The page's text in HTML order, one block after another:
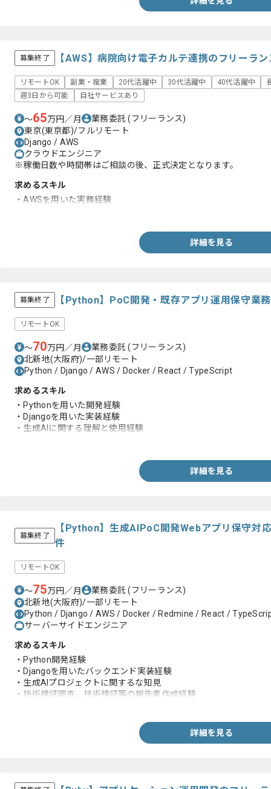
募集終了 【AWS】病院向け電子カルテ連携のフリーラ
リモートOK 副業・複業 20代活躍中 30代活躍中 40代活躍中
週3日から可能
自社サービスあり
〜65万円／月 業務委託(フリーランス)
東京(東京都)/フルリモート
Django / AWS
クラウドエンジニア
※稼働日数や時間帯はご相談の後、正式決定となります。
求めるスキル
・AWSを用いた実務経験
詳細を見る
募集終了 【Python】PoC開発・既存アプリ運用保守業
リモートOK
〜70万円／月 業務委託(フリーランス)
北新地(大阪府)/一部リモート
Python / Django / AWS / Docker / React / TypeScript
求めるスキル
・Pythonを用いた開発経験
・Djangoを用いた実装経験
・生成AIに関する理解と使用経験
詳細を見る
募集終了
【Python】生成AIPoC開発Webアプリ保守対
件
リモートOK
〜75万円／月 業務委託(フリーランス)
北新地(大阪府)/一部リモート
Python / Django / AWS / Docker / Redmine / React /
サーバーサイドエンジニア
求めるスキル
・Python開発経験
・Djangoを用いたバックエンド実装経験
・生成AIプロジェクトに関するな知見
・技術検証調査、技術検証等の報告書作成経験
詳細を見る